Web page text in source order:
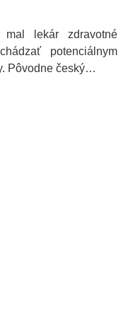
lekár zdravotné
potenciálnym
Pôvodne český…